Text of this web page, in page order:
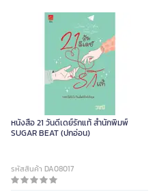
หนังสือ 21 วันดีเดย์รักแท้ สำนักพิมพ์
SUGAR BEAT (ปกอ่อน)
รหัสสินค้า DA08017